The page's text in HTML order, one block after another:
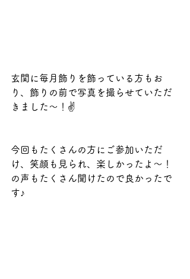
玄関に毎月飾りを飾っている方もお
り、飾りの前で写真を撮らせていただ
きました～！✌️
今回もたくさんの方にご参加いただ
け、笑顔も見られ、楽しかったよ～！
の声もたくさん聞けたので良かったで
す♪